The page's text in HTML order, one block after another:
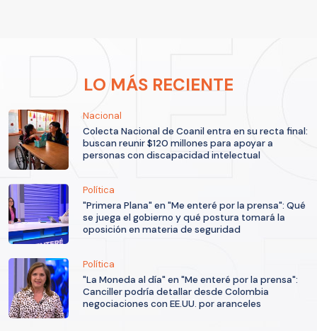
LO MÁS RECIENTE
Nacional
Colecta Nacional de Coanil entra en su recta final:
buscan reunir $120 millones para apoyar a
personas con discapacidad intelectual
Política
"Primera Plana" en "Me enteré por la prensa": Qué
se juega el gobierno y qué postura tomará la
oposición en materia de seguridad
Política
"La Moneda al día" en "Me enteré por la prensa":
Canciller podría detallar desde Colombia
negociaciones con EE.UU. por aranceles